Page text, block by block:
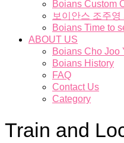
Boians Custom
보이안스 조주영
Boians Time to
ABOUT US
Boians Cho Joo
Boians History
FAQ
Contact Us
Category
Train and